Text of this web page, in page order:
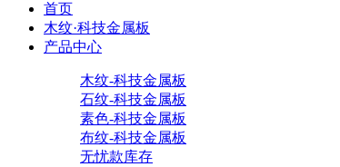
首页
木纹·科技金属板
产品中心
木纹-科技金属板
石纹-科技金属板
素色-科技金属板
布纹-科技金属板
无忧款库存